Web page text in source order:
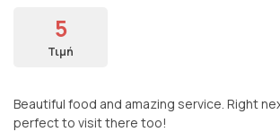
5
Τιμή
Beautiful food and amazing service. Right
perfect to visit there too!